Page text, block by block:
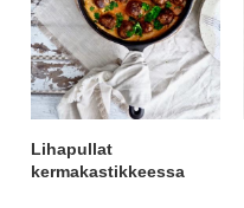
Lihapullat
kermakastikkeessa